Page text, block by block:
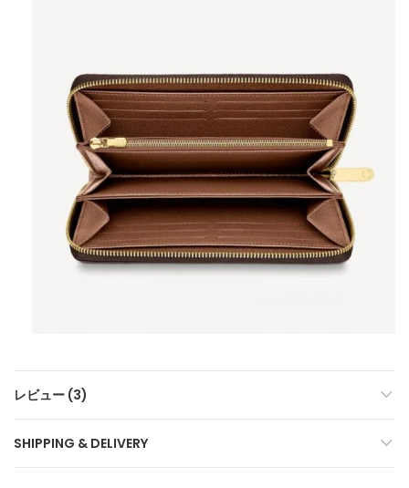
レビュー (3)
SHIPPING & DELIVERY